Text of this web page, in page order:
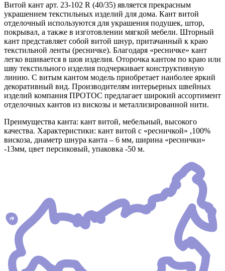
Витой кант арт. 23-102 R (40/35) является прекрасным
украшением текстильных изделий для дома. Кант витой
отделочный используются для украшения подушек, штор,
покрывал, а также в изготовлении мягкой мебели. Шторный
кант представляет собой витой шнур, притачанный к краю
текстильной ленты (ресничке). Благодаря «ресничке» кант
легко вшивается в шов изделия. Оторочка кантом по краю или
шву текстильного изделия подчеркивает конструктивную
линию. С витым кантом модель приобретает наиболее яркий
декоративный вид. Производителям интерьерных швейных
изделий компания ПРОТОС предлагает широкий ассортимент
отделочных кантов из вискозы и металлизированной нити.
Преимущества канта: кант витой, мебельный, высокого
качества. Характеристики: кант витой с «ресничкой» ,100%
вискоза, диаметр шнура канта – 6 мм, ширина «реснички»
-13мм, цвет персиковый, упаковка -50 м.